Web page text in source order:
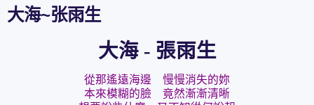
大海~张雨生
大海 - 張雨生
從那遙遠海邊　慢慢消失的妳
本來模糊的臉　竟然漸漸清晰